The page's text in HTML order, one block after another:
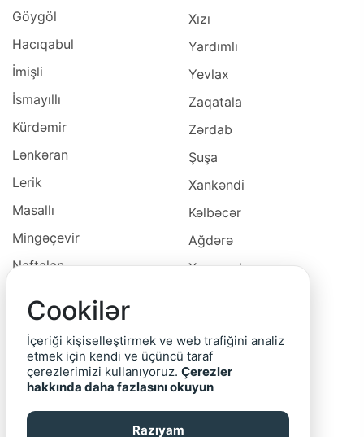
Göygöl
Hacıqabul
İmişli
İsmayıllı
Kürdəmir
Lənkəran
Lerik
Masallı
Mingəçevir
Naftalan
Neftçala
Oğuz
Ordubad
Xızı
Yardımlı
Yevlax
Zaqatala
Zərdab
Şuşa
Xankəndi
Kəlbəcər
Ağdərə
Xocavəd
Cəbrayıl
Qubadlı
Cookilər
İçeriği kişiselleştirmek ve web trafiğini analiz
etmek için kendi ve üçüncü taraf
çerezlerimizi kullanıyoruz. Çerezler
hakkında daha fazlasını okuyun
Razıyam